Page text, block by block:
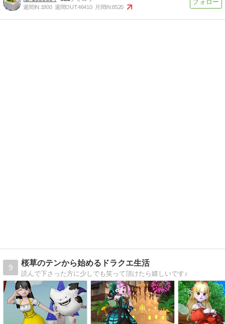
週間IN:1800 週間OUT:46410 月間IN:8520
9
桜草のテンから始めるドラクエ生活
読んで下さった方に少しでも笑って頂けたら嬉しいです♪